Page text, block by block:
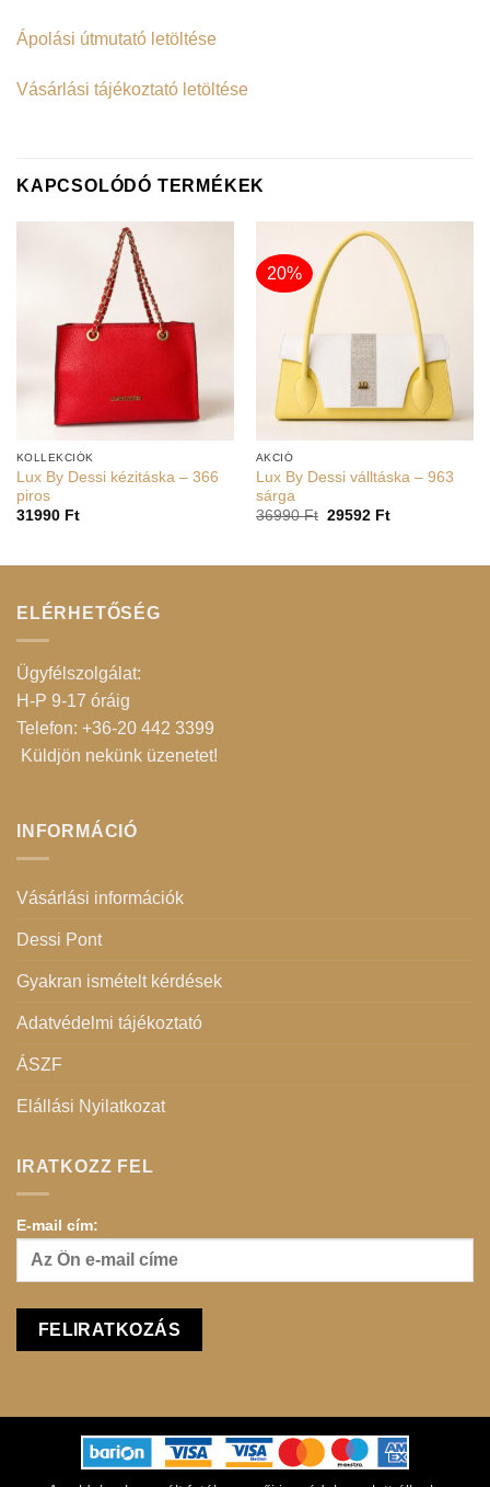
Ápolási útmutató letöltése
Vásárlási tájékoztató letöltése
KAPCSOLÓDÓ TERMÉKEK
KOLLEKCIÓK
Lux By Dessi kézitáska – 366
piros
31990 Ft
20%
AKCIÓ
Lux By Dessi válltáska – 963
sárga
36990Ft 29592 Ft
ELÉRHETŐSÉG
Ügyfélszolgálat:
H-P 9-17 óráig
Telefon: +36-20 442 3399
Küldjön nekünk üzenetet!
INFORMÁCIÓ
Vásárlási információk
Dessi Pont
Gyakran ismételt kérdések
Adatvédelmi tájékoztató
ÁSZF
Elállási Nyilatkozat
IRATKOZZ FEL
E-mail cím: